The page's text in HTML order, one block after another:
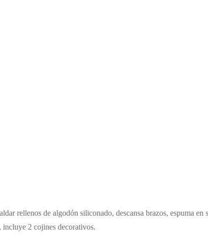
rellenos de algodón siliconado, descansa brazos, espuma en
incluye 2 cojines decorativos.